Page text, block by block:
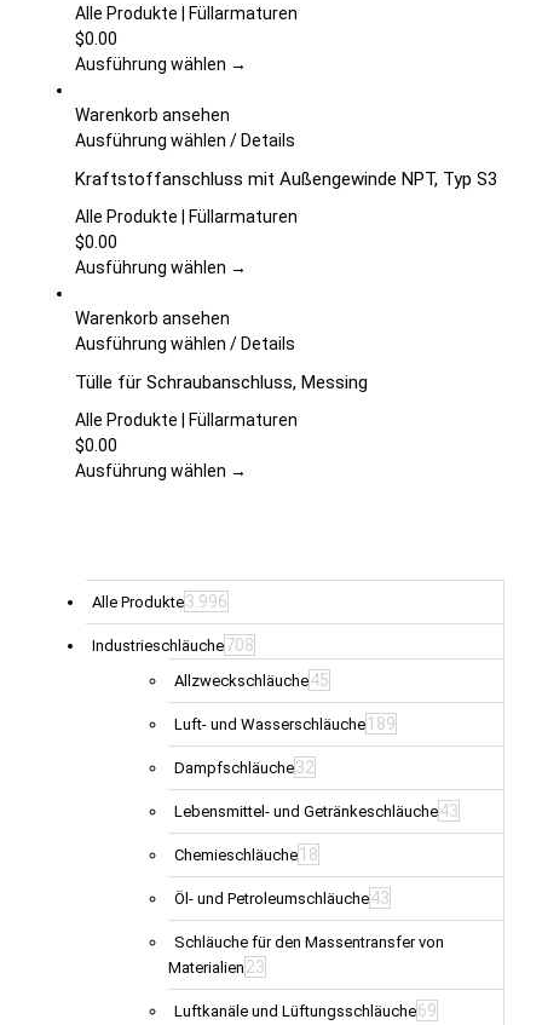
Produktseite
werden
mehrere
auf.
können
der
Produktseite
werden
Alle Produkte | Füllarmaturen
$0.00
Ausführung wählen →
Warenkorb ansehen
Ausführung wählen Dieses
weist
mehrere
auf.
können
der
Produktseite
werden
/Details
Kraftstoffanschluss mit Außengewinde NPT, Typ S3
Alle Produkte | Füllarmaturen
$0.00
Ausführung wählen →
Warenkorb ansehen
Ausführung wählen Dieses
weist
mehrere
auf.
Produktseite
gewählt
werden
/Details
Tülle für Schraubanschluss, Messing
Alle Produkte | Füllarmaturen
$0.00
Ausführung wählen →
Alle Produkte3.996
Industrieschläuche708
Allzweckschläuche45
Luft- und Wasserschläuche 189
Dampfschläuche32
Lebensmittel- und Getränkeschläuche43
Chemieschläuche 18
Öl- und Petroleumschläuche43
Schläuche für den Massentransfer von
Materialien 23
Luftkanäle und Lüftungsschläuche69